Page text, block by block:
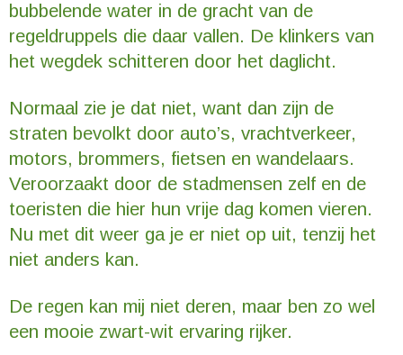
bubbelende water in de gracht van de
regeldruppels die daar vallen. De klinkers van
het wegdek schitteren door het daglicht.
Normaal zie je dat niet, want dan zijn de
straten bevolkt door auto’s, vrachtverkeer,
motors, brommers, fietsen en wandelaars.
Veroorzaakt door de stadmensen zelf en de
toeristen die hier hun vrije dag komen vieren.
Nu met dit weer ga je er niet op uit, tenzij het
niet anders kan.
De regen kan mij niet deren, maar ben zo wel
een mooie zwart-wit ervaring rijker.